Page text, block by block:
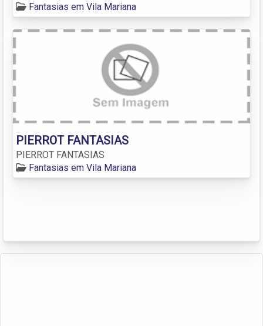
Fantasias em Vila Mariana
PIERROT FANTASIAS
PIERROT FANTASIAS
Fantasias em Vila Mariana